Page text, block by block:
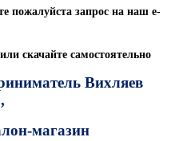
пожалуйста запрос на наш e-
скачайте самостоятельно
Вихляев
магазин